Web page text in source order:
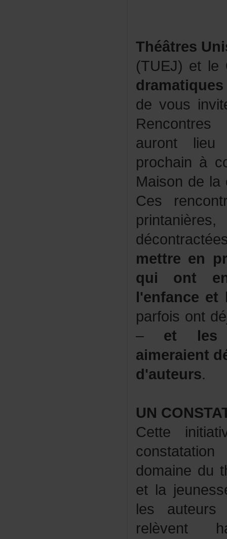
(TUEJ)etle
dramatiques
décontracté
–
d'auteurs.